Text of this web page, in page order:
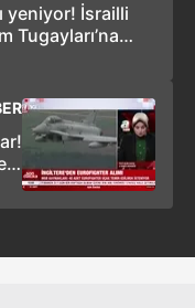
yeniyor! İsrailli
Tugayları’na